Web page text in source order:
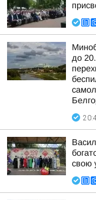
до
свою